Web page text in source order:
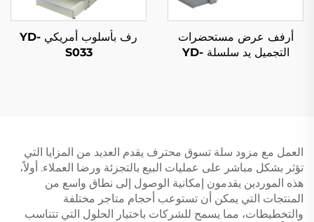
أرفف عرض مستحضرات
التجميل يد سلسلة YD-
رف بأسلوب أمريكي YD-
S033
العمل مع مزود سلة تسوق محترف يقدم العديد من المزايا التي
تؤثر بشكل مباشر على عمليات البيع بالتجزئة ورضا العملاء. أولاً،
هذه الموردين يقدمون إمكانية الوصول إلى نطاق واسع من
المنتجات التي يمكن أن تستوعب أحجام متاجر مختلفة
والتخطيطات، مما يسمح للشركات باختيار الحلول التي تتناسب